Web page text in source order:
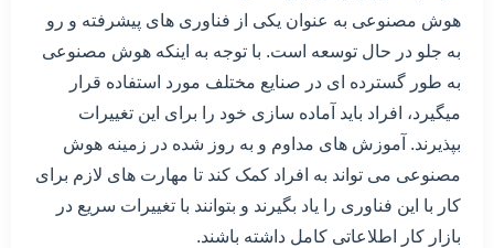
هوش مصنوعی به عنوان یکی از فناوری های پیشرفته و رو
به جلو در حال توسعه است. با توجه به اینکه هوش مصنوعی
به طور گسترده ای در صنایع مختلف مورد استفاده قرار
میگیرد، افراد باید آماده سازی خود را برای این تغییرات
بپذیرند. آموزش های مداوم و به روز شده در زمینه هوش
مصنوعی می تواند به افراد کمک کند تا مهارت های لازم برای
کار با این فناوری را یاد بگیرند و بتوانند با تغییرات سریع در
بازار کار اطلاعاتی کامل داشته باشند.